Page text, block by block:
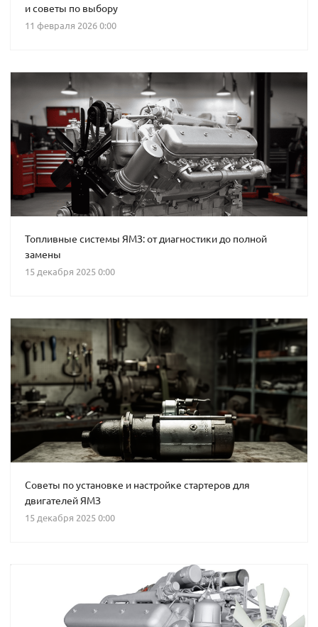
и советы по выбору
11 февраля 2026 0:00
Топливные системы ЯМЗ: от диагностики до полной
замены
15 декабря 2025 0:00
Советы по установке и настройке стартеров для
двигателей ЯМЗ
15 декабря 2025 0:00